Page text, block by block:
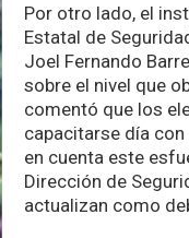
Por otro lado, el
Estatal de
Joel Fernando
sobre el nivel que
comentó que los
capacitarse día
en cuenta este
Dirección de
actualizan como